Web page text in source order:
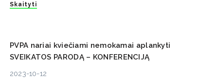
Skaityti
PVPA nariai kviečiami nemokamai aplankyti
SVEIKATOS PARODĄ – KONFERENCIJĄ
2023-10-12